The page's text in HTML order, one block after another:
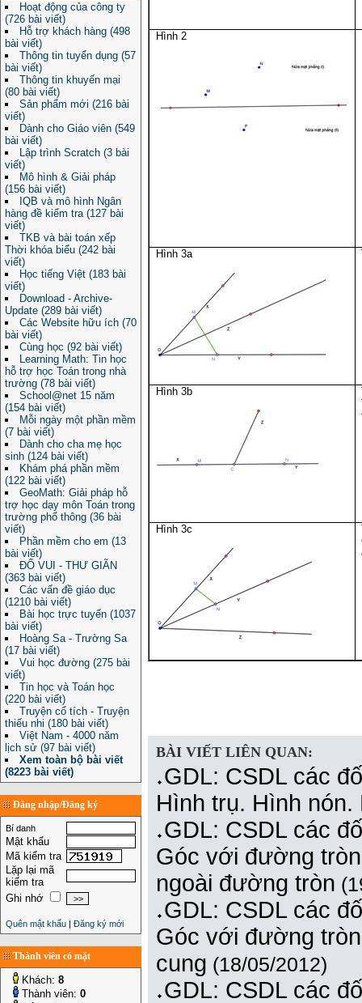
Hoạt động của công ty
(726 bài viết)
Hỗ trợ khách hàng (498
bài viết)
Thông tin tuyển dụng (57
bài viết)
Thông tin khuyến mại
(80 bài viết)
Sản phẩm mới (216 bài
viết)
Dành cho Giáo viên (549
bài viết)
Lập trình Scratch (3 bài
viết)
Mô hình & Giải pháp
(156 bài viết)
IQB và mô hình Ngân
hàng đề kiểm tra (127 bài
viết)
TKB và bài toán xếp
Thời khóa biểu (242 bài
viết)
Học tiếng Việt (183 bài
viết)
Download - Archive-
Update (289 bài viết)
Các Website hữu ích (70
bài viết)
Cùng học (92 bài viết)
Learning Math: Tin học
hỗ trợ học Toán trong nhà
trường (78 bài viết)
School@net 15 năm
(154 bài viết)
Mỗi ngày một phần mềm
(7 bài viết)
Dành cho cha mẹ học
sinh (124 bài viết)
Khám phá phần mềm
(122 bài viết)
GeoMath: Giải pháp hỗ
trợ học dạy môn Toán trong
trường phổ thông (36 bài
viết)
Phần mềm cho em (13
bài viết)
ĐỐ VUI - THƯ GIÃN
(363 bài viết)
Các vấn đề giáo dục
(1210 bài viết)
Bài học trực tuyến (1037
bài viết)
Hoàng Sa - Trường Sa
(17 bài viết)
Vui học đường (275 bài
viết)
Tin học và Toán học
(220 bài viết)
Truyện cổ tích - Truyện
thiếu nhi (180 bài viết)
Việt Nam - 4000 năm
lịch sử (97 bài viết)
Xem toàn bộ bài viết
(8223 bài viết)
Đăng nhập/Đăng ký
Bí danh
Mật khẩu
Mã kiểm tra
Lặp lại mã
kiểm tra
Ghi nhớ
Quên mật khẩu | Đăng ký mới
Thành viên có mặt
Khách: 8
Thành viên: 0
Hình 2
Hình 3a
Hình 3b
Hình 3c
BÀI VIẾT LIÊN QUAN:
GDL: CSDL các
Hình trụ. Hình
GDL: CSDL các
Góc với đường
ngoài đường tròn
GDL: CSDL các
Góc với đường
cung (18/05/2012)
GDL: CSDL các